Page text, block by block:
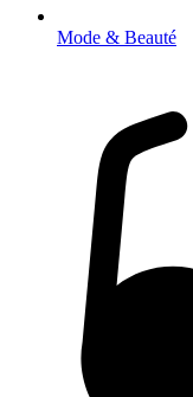
Mode & Beauté